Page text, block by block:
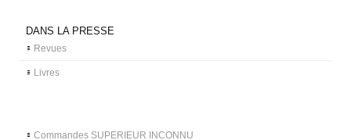
DANS LA PRESSE
Revues
Livres
Commandes SUPERIEUR INCONNU